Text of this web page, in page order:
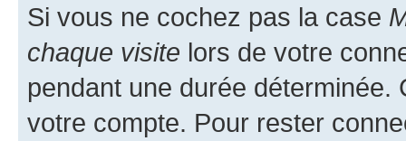
Si vous ne cochez pas la case
chaque visite lors de votre
pendant une durée déterminée.
votre compte. Pour rester